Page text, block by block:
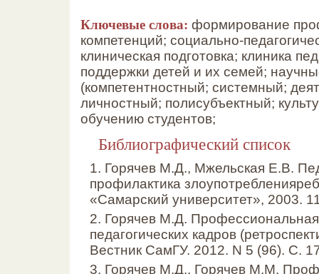
Ключевые слова: формирование
компетенций; социально-
клиническая подготовка; клиника
поддержки детей и их семей;
(компетентностный; системный;
личностный; полисубъектный;
обучению студентов;
Библиографический список
1. Горячев М.Д., Мжельская Е.В.
профилактика
«Самарский университет», 2003.
2. Горячев М.Д. Профессиональная
педагогических кадров
Вестник СамГУ. 2012. N 5 (96). С.
3. Горячев М.Д., Горячев М.М.